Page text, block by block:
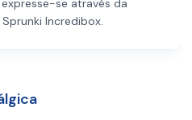
se através da
Incredibox.